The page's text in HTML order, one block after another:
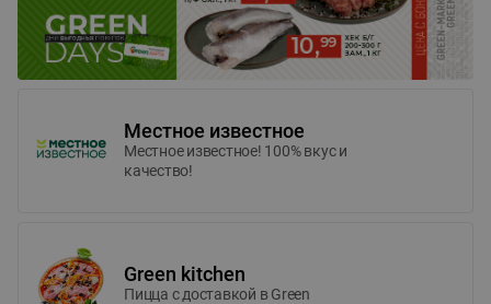
Местное известное
Местное известное! 100% вкус и
качество!
Green kitchen
Пицца c доставкой в Green